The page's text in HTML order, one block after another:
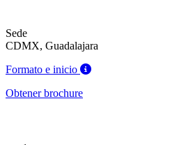
Sede
CDMX, Guadalajara
Formato e inicio
Obtener brochure